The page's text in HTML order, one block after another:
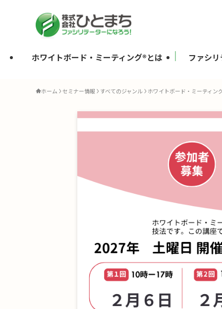
ホワイトボード・ミーティング®とは ファシ
ホーム セミナー情報 すべてのジャンル ホワイトボード・ミーティン